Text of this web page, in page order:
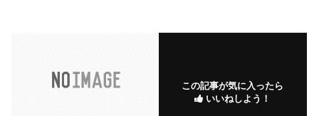
この記事が気に入ったら
いいねしよう！